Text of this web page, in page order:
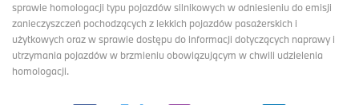
sprawie homologacji typu pojazdów silnikowych w odniesieniu do emisji
zanieczyszczeń pochodzących z lekkich pojazdów pasażerskich i
użytkowych oraz w sprawie dostępu do informacji dotyczących naprawy i
utrzymania pojazdów w brzmieniu obowiązującym w chwili udzielenia
homologacji.